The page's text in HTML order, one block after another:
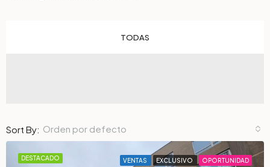
TODAS
Sort By: Orden por defecto
DESTACADO VENTAS EXCLUSIVO OPORTUNIDAD